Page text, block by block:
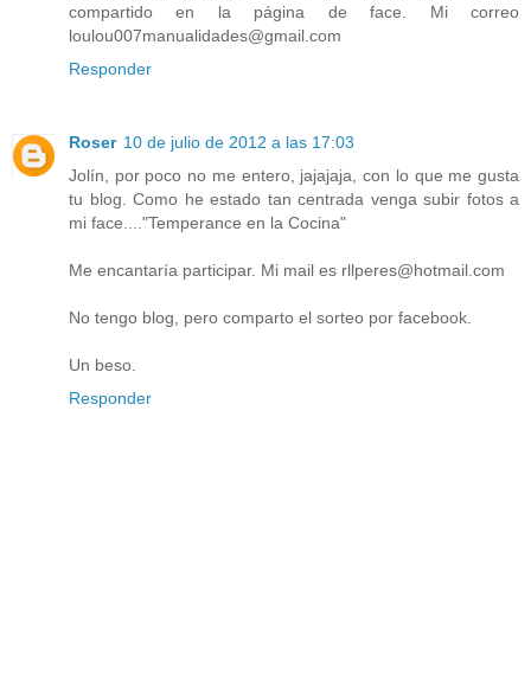
compartido en la página de face. Mi correo
loulou007manualidades@gmail.com
Responder
Roser 10 de julio de 2012 a las 17:03
Jolín, por poco no me entero, jajajaja, con lo que me gusta
tu blog. Como he estado tan centrada venga subir fotos a
mi face...."Temperance en la Cocina"
Me encantaría participar. Mi mail es rllperes@hotmail.com
No tengo blog, pero comparto el sorteo por facebook.
Un beso.
Responder